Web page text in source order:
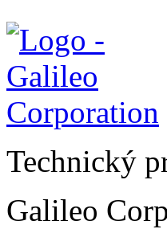
Technický
Galileo